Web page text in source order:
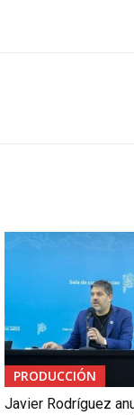
PRODUCCIÓN
Javier Rodríguez